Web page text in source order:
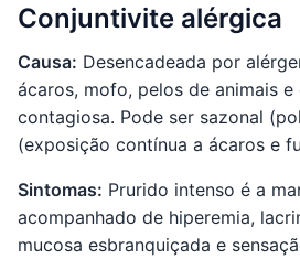
Conjuntivite alérgica
Causa: Desencadeada por
ácaros, mofo, pelos de animais
contagiosa. Pode ser sazonal
(exposição contínua a ácaros e
Sintomas: Prurido intenso é a
acompanhado de hiperemia,
mucosa esbranquiçada e